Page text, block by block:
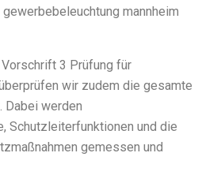
mannheim
Vorschrift 3 Prüfung für
wir zudem die gesamte
Dabei werden
Schutzleiterfunktionen und die
gemessen und